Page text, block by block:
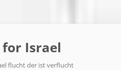
for Israel
flucht der ist verflucht